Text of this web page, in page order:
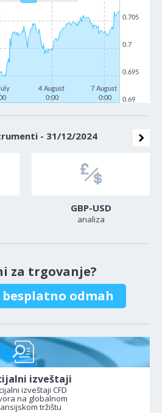
4 August
0:00
7 August
0:00
0.69
0.695
0.7
0.705
- 31/12/2024
GBP-USD
analiza
za trgovanje?
odmah
izveštaji
izveštaji CFD
na globalnom
tržištu